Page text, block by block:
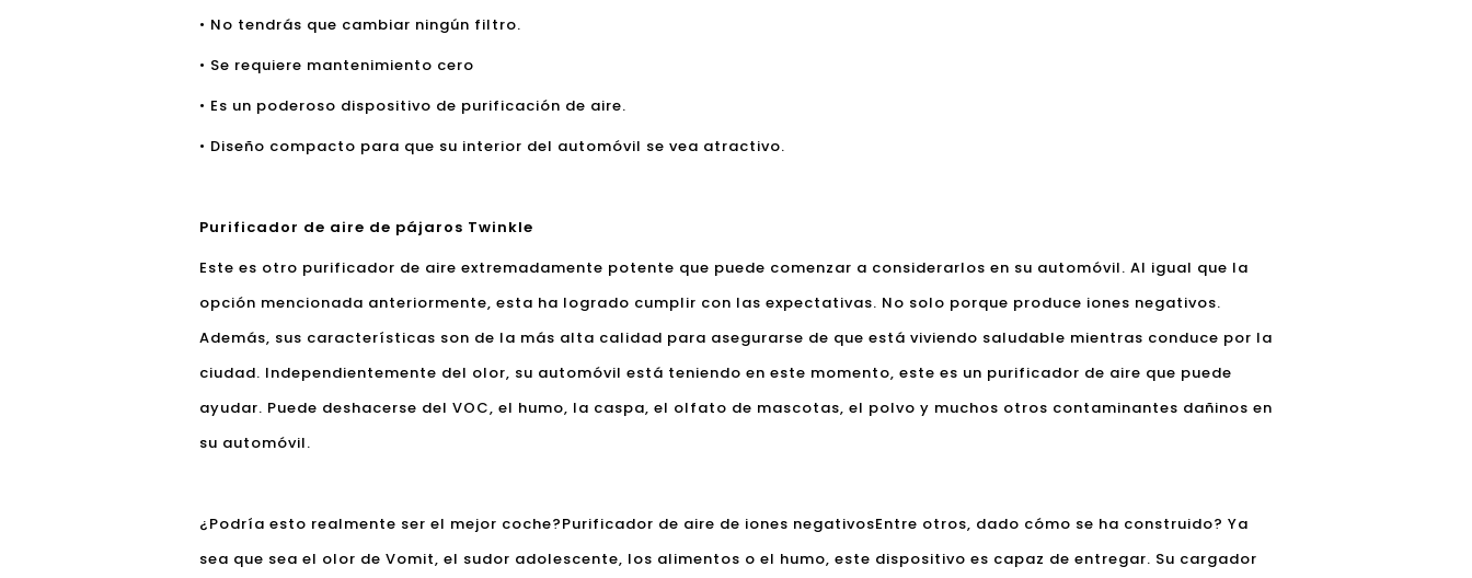
• No tendrás que cambiar ningún filtro.
• Se requiere mantenimiento cero
• Es un poderoso dispositivo de purificación de aire.
• Diseño compacto para que su interior del automóvil se vea atractivo.
Purificador de aire de pájaros Twinkle
Este es otro purificador de aire extremadamente potente que puede comenzar a considerarlos en su automóvil. Al igual que la
opción mencionada anteriormente, esta ha logrado cumplir con las expectativas. No solo porque produce iones negativos.
Además, sus características son de la más alta calidad para asegurarse de que está viviendo saludable mientras conduce por la
ciudad. Independientemente del olor, su automóvil está teniendo en este momento, este es un purificador de aire que puede
ayudar. Puede deshacerse del VOC, el humo, la caspa, el olfato de mascotas, el polvo y muchos otros contaminantes dañinos en
su automóvil.
¿Podría esto realmente ser el mejor coche?Purificador de aire de iones negativosEntre otros, dado cómo se ha construido? Ya
sea que sea el olor de Vomit, el sudor adolescente, los alimentos o el humo, este dispositivo es capaz de entregar. Su cargador